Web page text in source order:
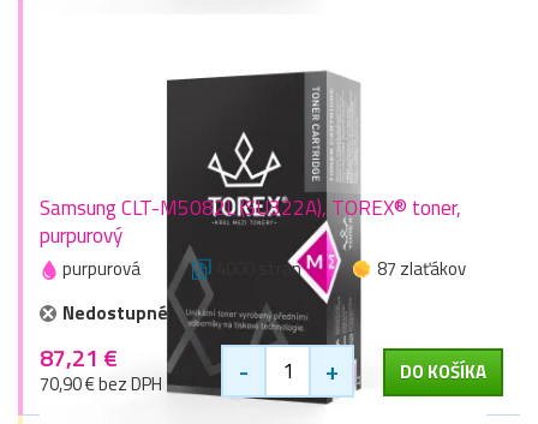
Samsung CLT-M5082L (SU322A), TOREX® toner,
purpurový
purpurová 4000 stran
87 zlaťákov
Nedostupné
87,21 €
70,90 € bez DPH - + DO KOŠÍKA